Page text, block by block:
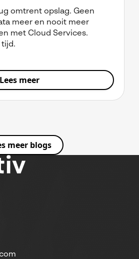
omtrent opslag. Geen
meer en nooit meer
met Cloud Services.
tijd.
Lees meer
meer blogs